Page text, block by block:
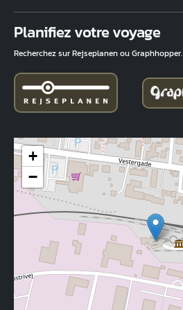
Planifiez votre voyage
Recherchez sur Rejseplanen ou Graphhopper.
+
−